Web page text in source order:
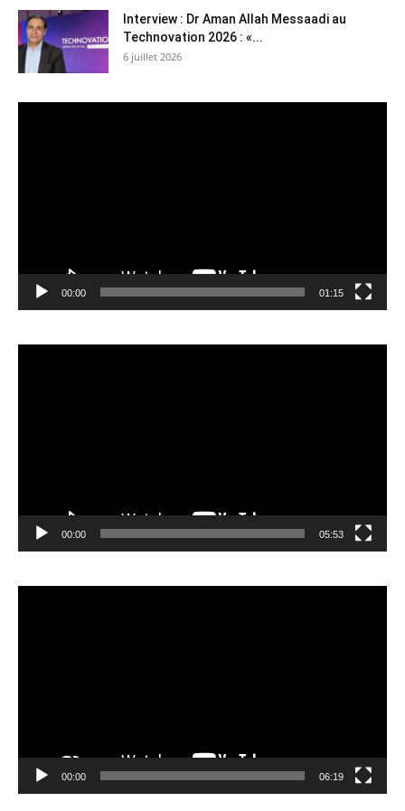
Interview : Dr Aman Allah Messaadi au
Technovation 2026 : «...
6 juillet 2026
00:00 01:15
00:00 05:53
00:00 06:19